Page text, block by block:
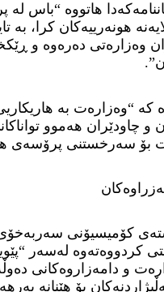
هاتووە “باس لە
هونەرییەکان کرا، بە
وەزارەتی دەرەوە و
کە “وەزارەت بە
و چاودێران هەموو
بۆ سەرخستنی پرۆسەی
کۆمیسیۆنی سەربەخۆی
کردووەتەوە لەسەر
و دامەزاروەکانی
بۆ هێنانە